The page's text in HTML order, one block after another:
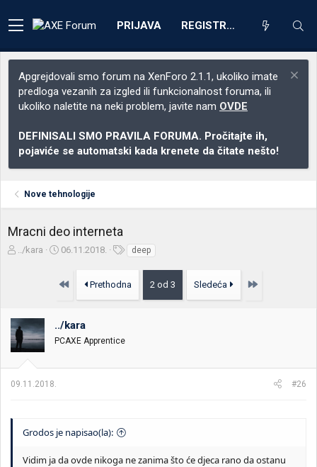
PRIJAVA REGISTRACIJA
Apgrejdovali smo forum na XenForo 2.1.1, ukoliko imate
predloga vezanih za izgled ili funkcionalnost foruma, ili
ukoliko naletite na neki problem, javite nam OVDE
DEFINISALI SMO PRAVILA FORUMA. Pročitajte ih,
pojaviće se automatski kada krenete da čitate nešto!
Nove tehnologije
Mracni deo interneta
i
t
e
../kara
D
u
o
k
06.11.2018.
a
k
deep
Prvo Prethodna 2 od 3 Sledeća Poslednja
../kara
PCAXE Apprentice
09.11.2018. #26
Grodos je napisao(la):
Vidim ja da ovde nikoga ne zanima što će djeca rano da ostanu